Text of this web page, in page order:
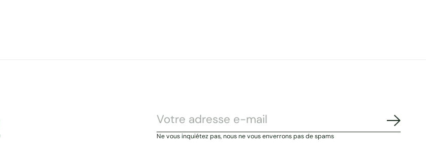
Ne vous inquiétez pas, nous ne vous enverrons pas de spams